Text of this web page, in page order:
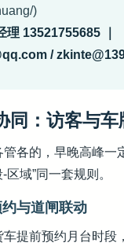
)
理 13521755685 ｜
/
同：访客与车
管各的，早晚高峰一
区域”同一套规则。
与道闸联动
提前预约月台时段